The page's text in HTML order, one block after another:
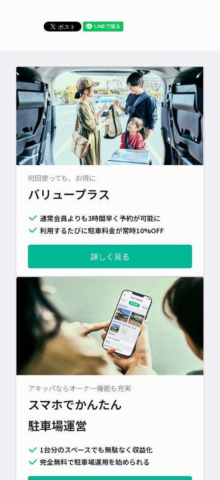
何回使っても、お得に
バリュープラス
通常会員よりも3時間早く予約が可能に
利用するたびに駐車料金が常時10%OFF
詳しく見る
アキッパならオーナー機能も充実
スマホでかんたん
駐車場運営
1台分のスペースでも無駄なく収益化
完全無料で駐車場運用を始められる